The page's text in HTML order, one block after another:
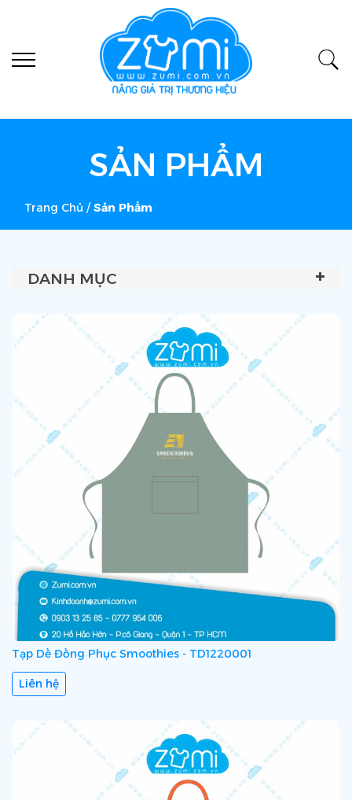
SẢN PHẨM
Trang Chủ / Sản Phẩm
DANH MỤC
Tạp Dề Đồng Phục Smoothies - TD1220001
Liên hệ